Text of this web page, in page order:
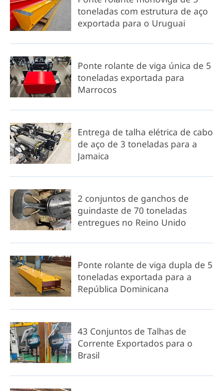
toneladas com estrutura de aço
exportada para o Uruguai
Ponte rolante de viga única de 5
toneladas exportada para
Marrocos
Entrega de talha elétrica de cabo
de aço de 3 toneladas para a
Jamaica
2 conjuntos de ganchos de
guindaste de 70 toneladas
entregues no Reino Unido
Ponte rolante de viga dupla de 5
toneladas exportada para a
República Dominicana
43 Conjuntos de Talhas de
Corrente Exportados para o
Brasil